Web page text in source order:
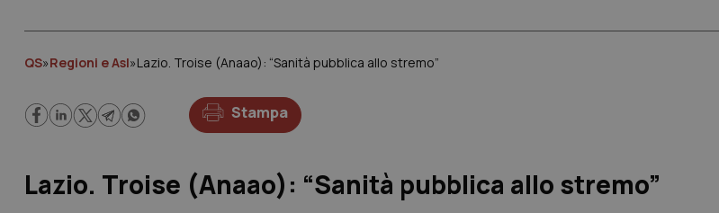
QS»Regioni e Asl»Lazio. Troise (Anaao): “Sanità pubblica allo stremo”
Stampa
Lazio. Troise (Anaao): “Sanità pubblica allo stremo”